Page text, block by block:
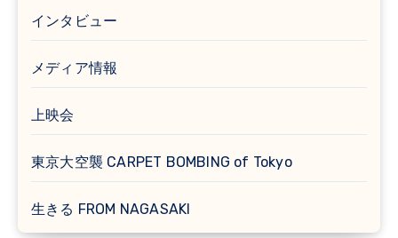
インタビュー
メディア情報
上映会
東京大空襲 CARPET BOMBING of Tokyo
生きる FROM NAGASAKI